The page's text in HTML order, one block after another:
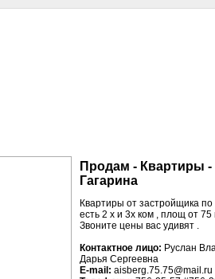
Продам - Квартиры -
Гагарина
Квартиры от застройщика по
есть 2 х и 3х ком , площ от
Звоните цены вас удивят .
Контактное лицо: Руслан
Дарья Сергеевна
E-mail: aisberg.75.75@mail.ru